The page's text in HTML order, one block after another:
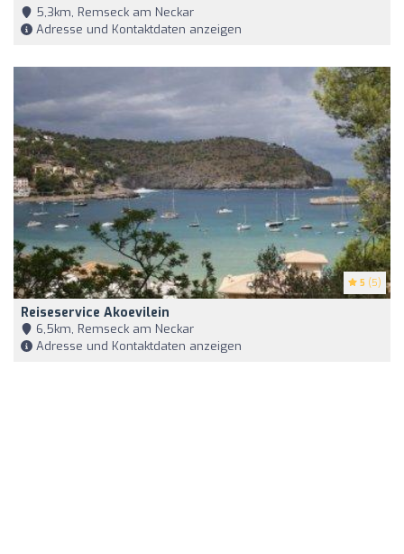
5,3km, Remseck am Neckar
Adresse und Kontaktdaten anzeigen
5 (5)
Reiseservice Akoevilein
6,5km, Remseck am Neckar
Adresse und Kontaktdaten anzeigen